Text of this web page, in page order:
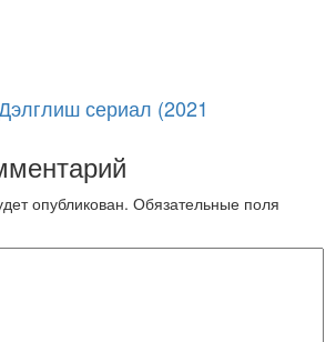
сериал (2021
опубликован. Обязательные поля